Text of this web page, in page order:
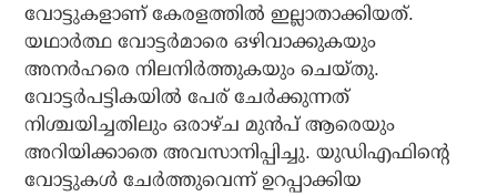
വോട്ടുകളാണ് കേരളത്തില്‍ ഇല്ലാതാക്കിയത്.
യഥാര്‍ത്ഥ വോട്ടര്‍മാരെ ഒഴിവാക്കുകയും
അനര്‍ഹരെ നിലനിര്‍ത്തുകയും ചെയ്തു.
വോട്ടര്‍പട്ടികയില്‍ പേര് ചേര്‍ക്കുന്നത്
നിശ്ചയിച്ചതിലും ഒരാഴ്ച മുന്‍പ് ആരെയും
അറിയിക്കാതെ അവസാനിപ്പിച്ചു. യുഡിഎഫിന്റെ
വോട്ടുകള്‍ ചേര്‍ത്തുവെന്ന് ഉറപ്പാക്കിയ